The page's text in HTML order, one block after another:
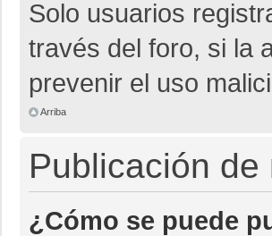
Solo usuarios
través del foro, si la
prevenir el uso
Arriba
Publicación de
¿Cómo se puede